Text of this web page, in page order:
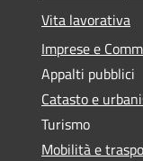
Vita lavorativa
Imprese e
Appalti pubblici
Catasto e
Turismo
Mobilità e